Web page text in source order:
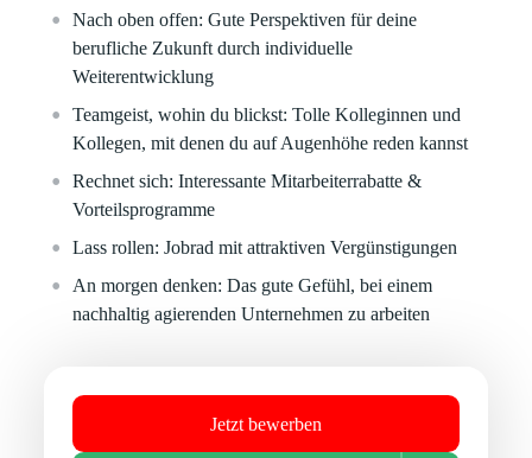
Nach oben offen:Gute Perspektiven für deine
berufliche Zukunft durch individuelle
Weiterentwicklung
Teamgeist, wohin du blickst:Tolle Kolleginnen und
Kollegen, mit denen du auf Augenhöhe reden kannst
Rechnet sich:Interessante Mitarbeiterrabatte &
Vorteilsprogramme
Lass rollen:Jobrad mit attraktiven Vergünstigungen
An morgen denken:Das gute Gefühl, bei einem
nachhaltig agierenden Unternehmen zu arbeiten
Jetzt bewerben